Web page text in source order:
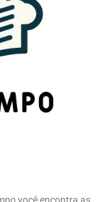
você encontra as